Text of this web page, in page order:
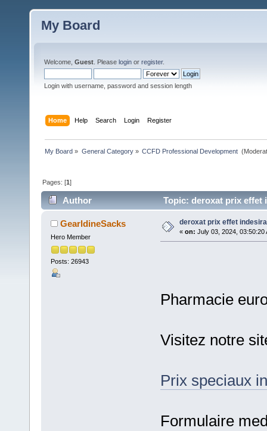
My Board
Welcome, Guest . Please login or register.
Login with username, password and session length
Home Help Search Login Register
My Board » General Category» CCFD Professional Development
Pages: [1]
Author Topic: deroxat prix effet
GearldineSacks
Hero Member
Posts: 26943
deroxat prix effet
« on: July 03, 2024, 03:50:20
Pharmacie
Visitez notre
Prix speciaux
Formulaire